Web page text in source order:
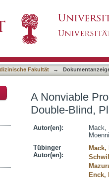
Study
Fakultät →
A Nonviable
Double-Blind,
Autor(en): Mack,
Tübinger
Autor(en):
Mack,
Enck,